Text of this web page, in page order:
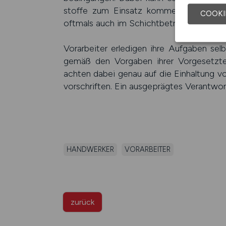
stoffe zum Einsatz kommen.
oftmals auch im Schicht­betrieb
Vorarbeiter erledigen ihre Aufgaben
gemäß den Vorgaben ihrer
achten dabei genau auf die Ein­haltung
vor­schriften. Ein ausge­prägtes
HANDWERKER VORARBEITER
zurück